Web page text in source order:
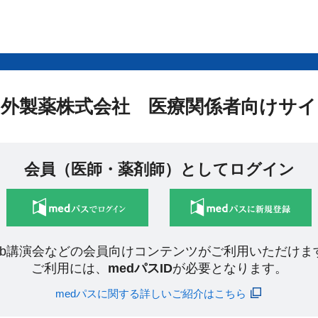
製薬株式会社 医療関係者向けサ
会員（医師・薬剤師）としてログイン
講演会などの会員向けコンテンツがご利用いただけま
ご利用には、 medパスIDが必要となります。
medパスに関する詳しいご紹介はこちら